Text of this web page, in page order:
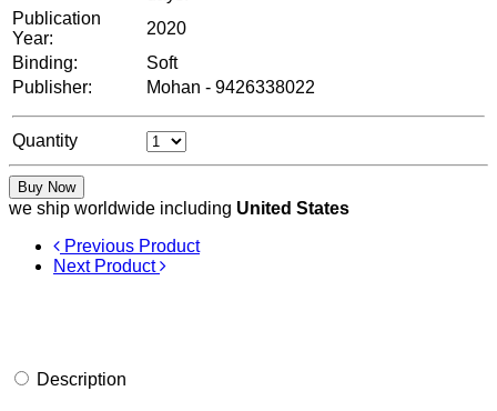
Publication
Year:
2020
Binding:
Soft
Publisher:
Mohan - 9426338022
Quantity
Buy Now
we ship worldwide including United States
Previous Product
Next Product
Description